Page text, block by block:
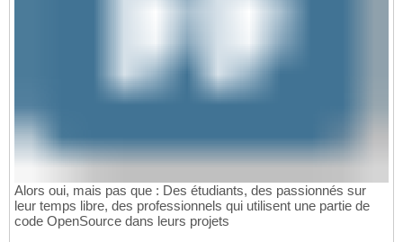
Alors oui, mais pas que : Des étudiants, des passionnés sur
leur temps libre, des professionnels qui utilisent une partie de
code OpenSource dans leurs projets